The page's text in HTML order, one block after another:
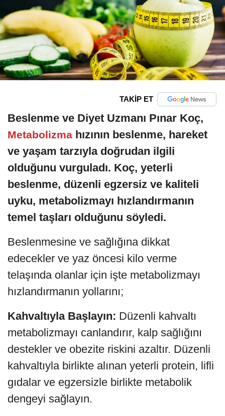
TAKİP ET
Beslenme ve Diyet Uzmanı Pınar Koç,
Metabolizma hızının beslenme, hareket
ve yaşam tarzıyla doğrudan ilgili
olduğunu vurguladı. Koç, yeterli
beslenme, düzenli egzersiz ve kaliteli
uyku, metabolizmayı hızlandırmanın
temel taşları olduğunu söyledi.
Beslenmesine ve sağlığına dikkat
edecekler ve yaz öncesi kilo verme
telaşında olanlar için işte metabolizmayı
hızlandırmanın yollarını;
Kahvaltıyla Başlayın: Düzenli kahvaltı
metabolizmayı canlandırır, kalp sağlığını
destekler ve obezite riskini azaltır. Düzenli
kahvaltıyla birlikte alınan yeterli protein, lifli
gıdalar ve egzersizle birlikte metabolik
dengeyi sağlayın.